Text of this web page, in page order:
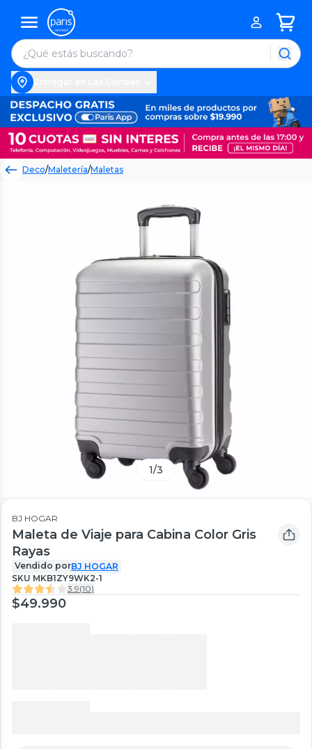
Deco/Maletería/Maletas
1/3
BJ HOGAR
Maleta de Viaje para Cabina Color Gris
Rayas
Vendido porBJ HOGAR
SKU MKB1ZY9WK2-1
3.9(10)
$49.990